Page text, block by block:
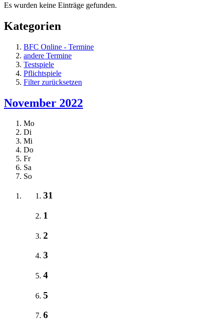
Es wurden keine Einträge gefunden.
Kategorien
BFC Online - Termine
andere Termine
Testspiele
Pflichtspiele
Filter zurücksetzen
November 2022
Mo
Di
Mi
Do
Fr
Sa
So
31
1
2
3
4
5
6